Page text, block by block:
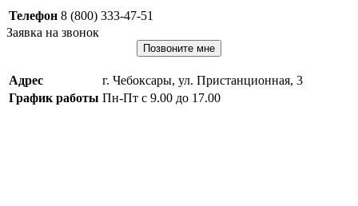
Телефон 8 (800) 333-47-51
Заявка на звонок
Позвоните мне
Адрес
г. Чебоксары, ул. Пристанционная, 3
График работы Пн-Пт с 9.00 до 17.00